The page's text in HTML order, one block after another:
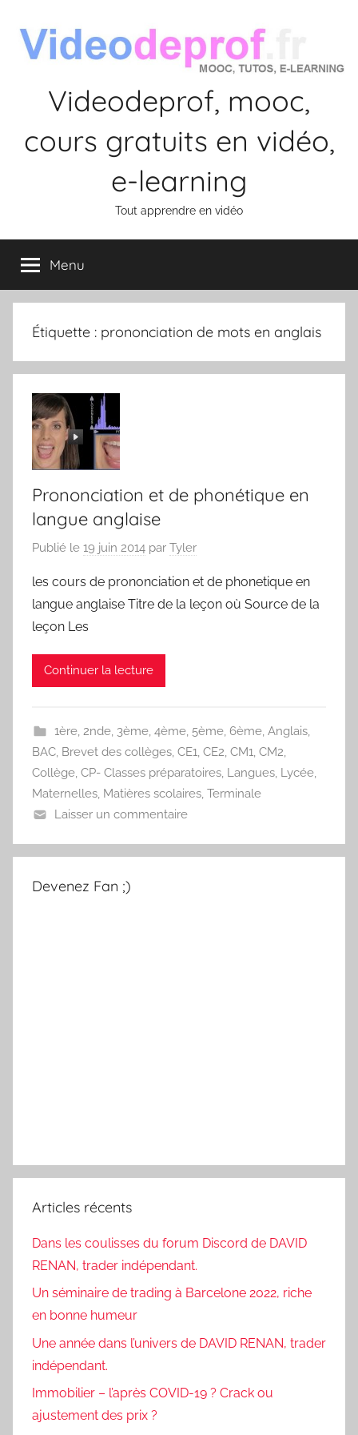
contenu
Videodeprof, mooc,
cours gratuits en vidéo,
e-learning
Tout apprendre en vidéo
Menu
Étiquette : prononciation de mots en anglais
Prononciation et de phonétique en
langue anglaise
Publié le 19 juin 2014 par Tyler
les cours de prononciation et de phonetique en
langue anglaise Titre de la leçon où Source de la
leçon Les
Continuer la lecture
1ère, 2nde, 3ème, 4ème, 5ème, 6ème, Anglais,
BAC, Brevet des collèges, CE1, CE2, CM1, CM2,
Collège, CP- Classes préparatoires, Langues, Lycée,
Maternelles, Matières scolaires, Terminale
Laisser un commentaire
Devenez Fan ;)
Articles récents
Dans les coulisses du forum Discord de DAVID
RENAN, trader indépendant.
Un séminaire de trading à Barcelone 2022, riche
en bonne humeur
Une année dans l’univers de DAVID RENAN, trader
indépendant.
Immobilier – l’après COVID-19 ? Crack ou
ajustement des prix ?